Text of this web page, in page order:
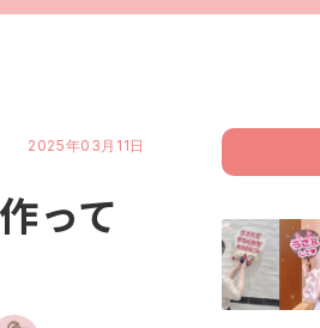
2025年03月11日
って